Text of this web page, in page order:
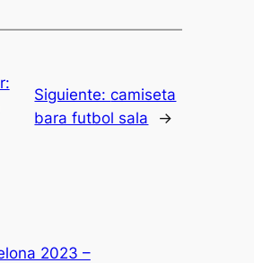
Siguiente:camiseta
bara futbol sala
→
2023 –